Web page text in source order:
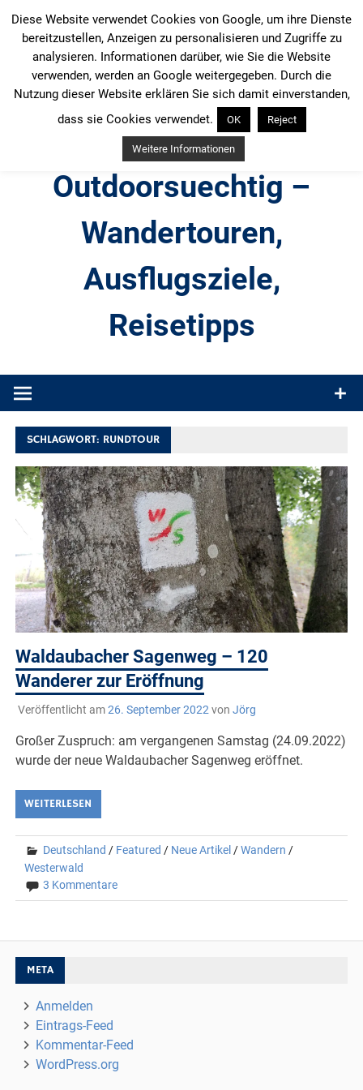
Inhalt
springen
Outdoorsuechtig –
Wandertouren,
Ausflugsziele,
Reisetipps
Produkttests und Buchrezensionen. Ein Blog für alle, die gern
SCHLAGWORT: RUNDTOUR
Waldaubacher Sagenweg – 120
Wanderer zur Eröffnung
Veröffentlicht am26. September 2022 von Jörg
Großer Zuspruch: am vergangenen Samstag (24.09.2022)
wurde der neue Waldaubacher Sagenweg eröffnet.
WEITERLESEN
Deutschland / Featured / Neue Artikel /Wandern /
Westerwald
3 Kommentare
META
Anmelden
Eintrags-Feed
Kommentar-Feed
WordPress.org
Diese Website verwendet Cookies von Google, um ihre Dienste
bereitzustellen, Anzeigen zu personalisieren und Zugriffe zu
analysieren. Informationen darüber, wie Sie die Website
verwenden, werden an Google weitergegeben. Durch die
Nutzung dieser Website erklären Sie sich damit einverstanden,
dass sie Cookies verwendet.
OK Reject
Weitere Informationen